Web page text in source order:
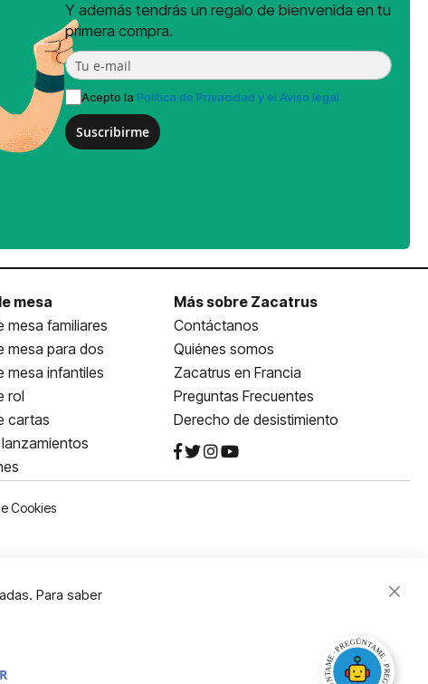
Y además tendrás un regalo de bienvenida en tu
primera compra.
Acepto la Política de Privacidad y el Aviso legal
Suscribirme
mesa
mesa familiares
mesa para dos
mesa infantiles
rol
cartas
Más sobre Zacatrus
Contáctanos
Quiénes somos
Zacatrus en Francia
Preguntas Frecuentes
Derecho de desistimiento
Cookies
Para saber